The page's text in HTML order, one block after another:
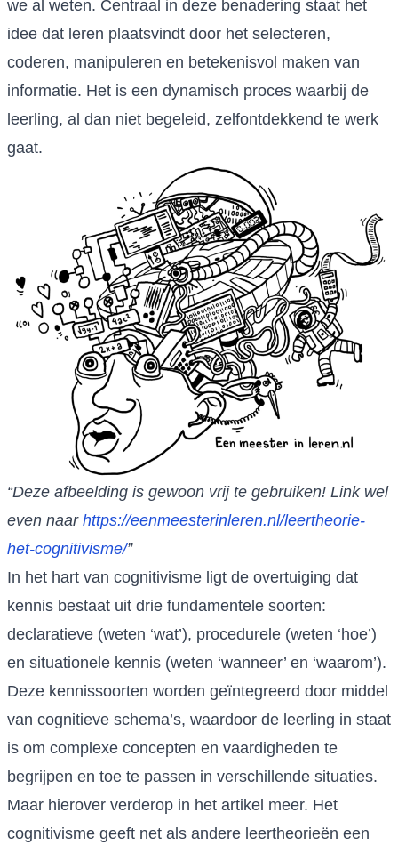
we al weten. Centraal in deze benadering staat het
idee dat leren plaatsvindt door het selecteren,
coderen, manipuleren en betekenisvol maken van
informatie. Het is een dynamisch proces waarbij de
leerling, al dan niet begeleid, zelfontdekkend te werk
gaat.
“Deze afbeelding is gewoon vrij te gebruiken! Link wel
even naar https://eenmeesterinleren.nl/leertheorie-
het-cognitivisme/”
In het hart van cognitivisme ligt de overtuiging dat
kennis bestaat uit drie fundamentele soorten:
declaratieve (weten ‘wat’), procedurele (weten ‘hoe’)
en situationele kennis (weten ‘wanneer’ en ‘waarom’).
Deze kennissoorten worden geïntegreerd door middel
van cognitieve schema’s, waardoor de leerling in staat
is om complexe concepten en vaardigheden te
begrijpen en toe te passen in verschillende situaties.
Maar hierover verderop in het artikel meer. Het
cognitivisme geeft net als andere leertheorieën een